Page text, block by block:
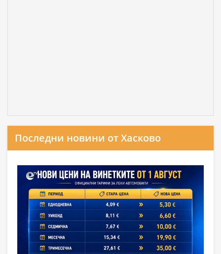
Последни новини от Хасково